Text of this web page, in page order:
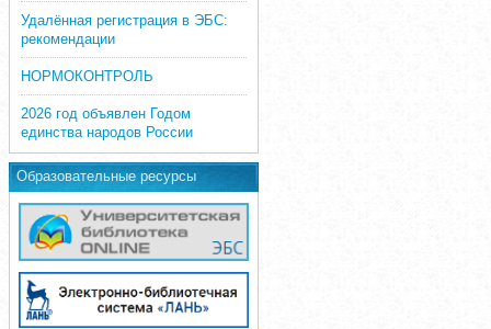
Удалённая регистрация в ЭБС:
рекомендации
НОРМОКОНТРОЛЬ
2026 год объявлен Годом
единства народов России
Образовательные ресурсы